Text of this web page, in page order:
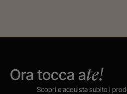
Ora tocca ate!
Scopri e acquista subito i